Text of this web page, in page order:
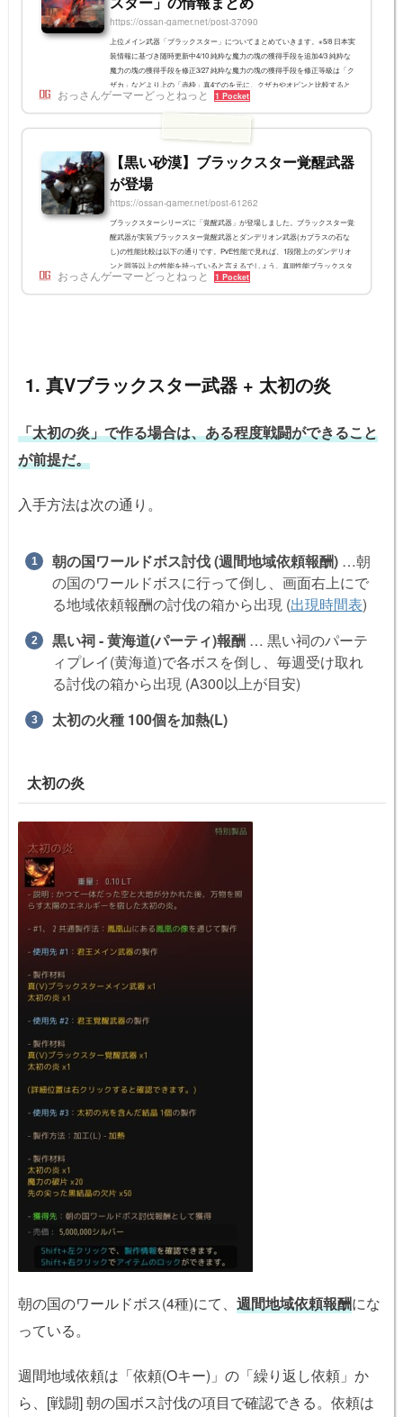
https://ossan-gamer.net/post-37090
上位メイン武器「ブラックスター」についてまとめていきます。※5/8 日本実
装情報に基づき随時更新中4/10 純粋な魔力の塊の獲得手段を追加4/3 純粋な
魔力の塊の獲得手段を修正3/27 純粋な魔力の塊の獲得手段を修正等級は「ク
ザカ」などより上の「赤枠」真4でのを元に、クザカやオピンと比較すると
以下のようになります。真4時点のメイン武器性能比較武器ブラックスター
クザカオピン攻撃力121～127114～118118～120命中力200192174水晶スロッ
ト222全ての種族追加ダメージ1719 19モンスター追加攻撃力321010攻撃速
度、詠唱速度増加332クリ...
おっさんゲーマーどっとねっと 1 Pocket
【黒い砂漠】ブラックスター覚醒武器
が登場
https://ossan-gamer.net/post-61262
ブラックスターシリーズに「覚醒武器」が登場しました。ブラックスター覚
醒武器が実装ブラックスター覚醒武器とダンデリオン武器(カプラスの石な
し)の性能比較は以下の通りです。PvE性能で見れば、1段階上のダンデリオ
ンと同等以上の性能を持っていると言えるでしょう。真III性能ブラックスタ
ーダンデリオン攻撃力114～125106～115アイテム効果全ての種族追加ダメー
ジ+7モンスター追加攻撃力+10全ての種族追加ダメージ+9真IV性能ブラック
おっさんゲーマーどっとねっと 1 Pocket
1. 真Vブラックスター武器 + 太初の炎
「太初の炎」で作る場合は、ある程度戦闘ができること
が前提だ。
入手方法は次の通り。
朝の国ワールドボス討伐 (週間地域依頼報酬) …朝
の国のワールドボスに行って倒し、画面右上にで
る地域依頼報酬の討伐の箱から出現 (出現時間表)
黒い祠 - 黄海道(パーティ)報酬 … 黒い祠のパーテ
ィプレイ(黄海道)で各ボスを倒し、毎週受け取れ
る討伐の箱から出現 (A300以上が目安)
太初の火種 100個を加熱(L)
太初の炎
朝の国のワールドボス(4種)にて、 週間地域依頼報酬にな
っている。
週間地域依頼は「依頼(Oキー)」の「繰り返し依頼」か
ら、[戦闘] 朝の国ボス討伐の項目で確認できる。依頼は